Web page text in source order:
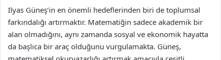
Ilyas Güneş’in en önemli hedeflerinden biri de toplumsal
farkındalığı artırmaktır. Matematiğin sadece akademik bir
alan olmadığını, aynı zamanda sosyal ve ekonomik hayatta
da başlıca bir araç olduğunu vurgulamakta. Güneş,